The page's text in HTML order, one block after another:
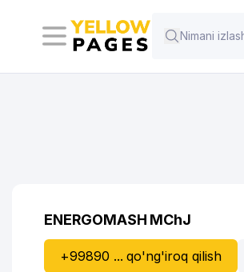
ENERGOMASH MChJ
+99890 ... qo'ng'iroq qilish